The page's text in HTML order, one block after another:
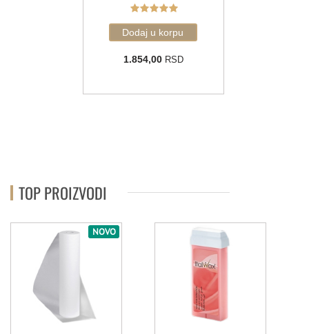
1.854,00RSD
TOP PROIZVODI
Film vosak za toplu
depilaciju - Pour
Homme (1kg)
Na stanju